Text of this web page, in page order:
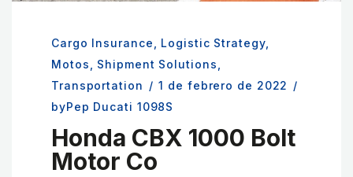
Cargo Insurance Logistic Strategy,
Motos
Shipment Solutions
Transportation / 1 de febrero de 2022 /
byPep Ducati 1098S
Honda CBX 1000 Bolt
Motor Co